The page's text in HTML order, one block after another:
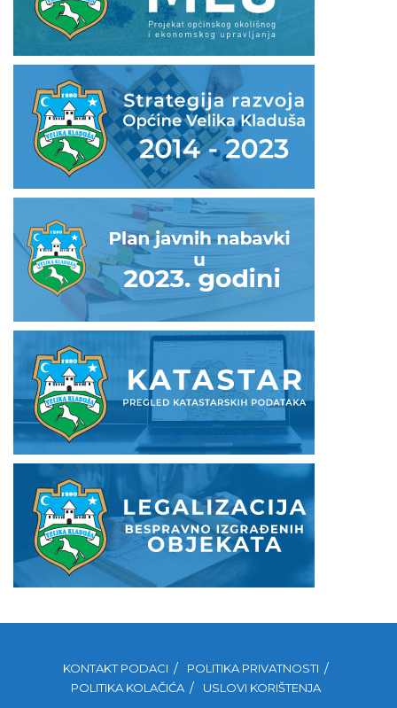
KONTAKT PODACI
POLITIKA PRIVATNOSTI
POLITIKA KOLAČIĆA
USLOVI KORIŠTENJA